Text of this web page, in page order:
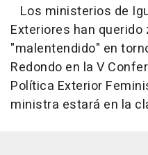
Los ministerios de
Exteriores han
"malentendido" en
Redondo en la V
Política Exterior
ministra estará en la